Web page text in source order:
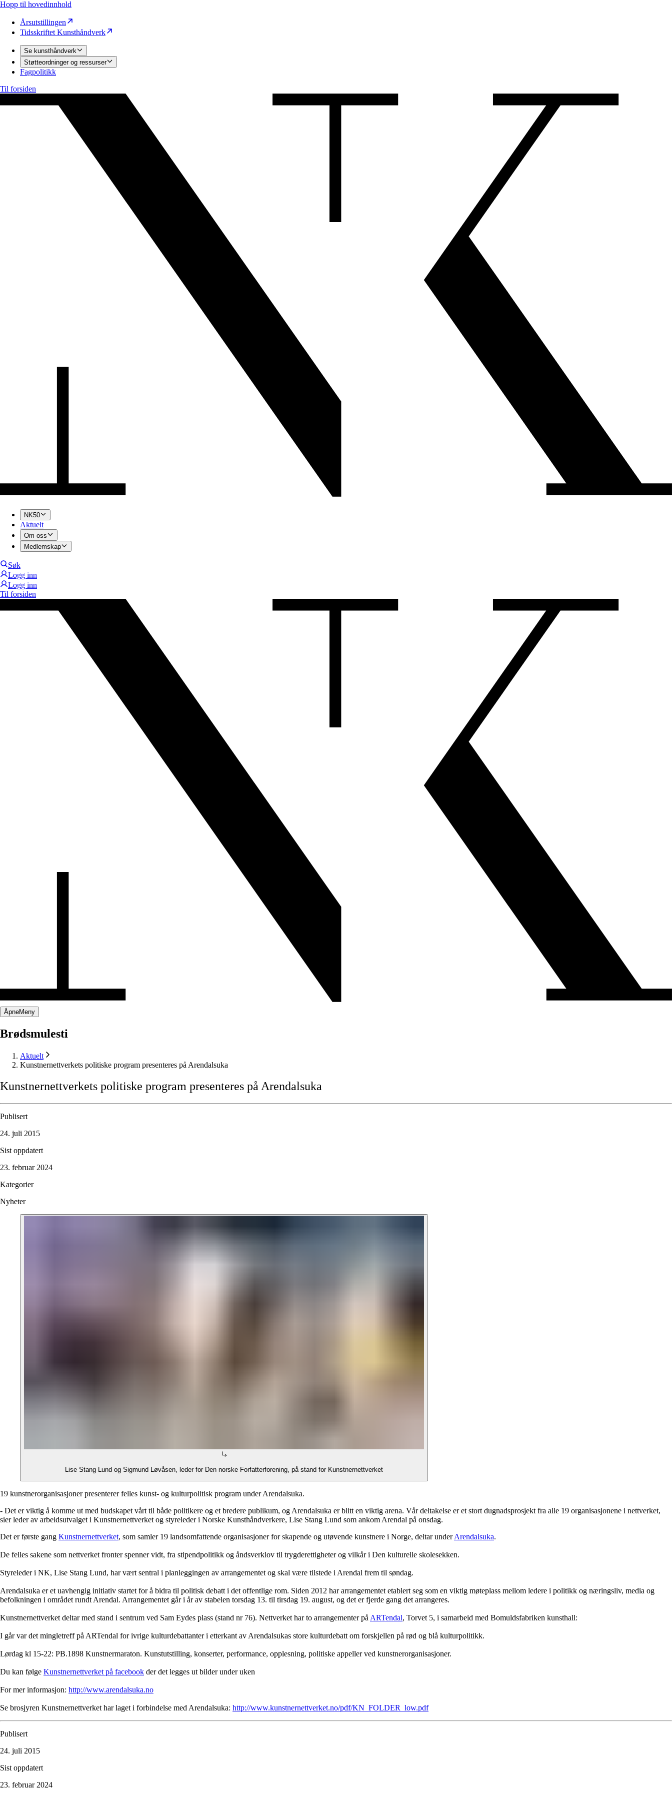
Hopp til hovedinnhold
Årsutstillingen
Tidsskriftet Kunsthåndverk
Se kunsthåndverk
Støtteordninger og ressurser
Fagpolitikk
Til forsiden
NK50
Aktuelt
Om oss
Medlemskap
Søk
Logg inn
Logg inn
Til forsiden
ÅpneMeny
Brødsmulesti
Aktuelt
Kunstnernettverkets politiske program presenteres på Arendalsuka
Kunstnernettverkets politiske program presenteres på Arendalsuka
Publisert
24. juli 2015
Sist oppdatert
23. februar 2024
Kategorier
Nyheter
Lise Stang Lund og Sigmund Løvåsen, leder for Den norske Forfatterforening, på stand for Kunstnernettverket
19 kunstnerorganisasjoner presenterer felles kunst- og kulturpolitisk program under Arendalsuka.
- Det er viktig å komme ut med budskapet vårt til både politikere og et bredere publikum, og Arendalsuka er blitt en viktig arena. Vår deltakelse er et stort dugnadsprosjekt fra alle 19 organisasjonene i nettverket,
sier leder av arbeidsutvalget i Kunstnernettverket og styreleder i Norske Kunsthåndverkere, Lise Stang Lund som ankom Arendal på onsdag.
Det er første gang Kunstnernettverket, som samler 19 landsomfattende organisasjoner for skapende og utøvende kunstnere i Norge, deltar underArendalsuka.
De felles sakene som nettverket fronter spenner vidt, fra stipendpolitikk og åndsverklov til trygderettigheter og vilkår i Den kulturelle skolesekken.
Styreleder i NK, Lise Stang Lund, har vært sentral i planleggingen av arrangementet og skal være tilstede i Arendal frem til søndag.
Arendalsuka er et uavhengig initiativ startet for å bidra til politisk debatt i det offentlige rom. Siden 2012 har arrangementet etablert seg som en viktig møteplass mellom ledere i politikk og næringsliv, media og
befolkningen i området rundt Arendal. Arrangementet går i år av stabelen torsdag 13. til tirsdag 19. august, og det er fjerde gang det arrangeres.
Kunstnernettverket deltar med stand i sentrum ved Sam Eydes plass (stand nr 76). Nettverket har to arrangementer på ARTendal, Torvet 5, i samarbeid med Bomuldsfabriken kunsthall:
I går var det mingletreff på ARTendal for ivrige kulturdebattanter i etterkant av Arendalsukas store kulturdebatt om forskjellen på rød og blå kulturpolitikk.
Lørdag kl 15-22: PB.1898 Kunstnermaraton. Kunstutstilling, konserter, performance, opplesning, politiske appeller ved kunstnerorganisasjoner.
Du kan følge Kunstnernettverket på facebook der det legges ut bilder under uken
For mer informasjon: http://www.arendalsuka.no
Se brosjyren Kunstnernettverket har laget i forbindelse med Arendalsuka: http://www.kunstnernettverket.no/pdf/KN_FOLDER_low.pdf
Publisert
24. juli 2015
Sist oppdatert
23. februar 2024